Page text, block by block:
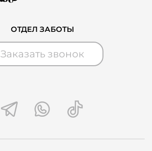
ОТДЕЛ ЗАБОТЫ
Заказать звонок